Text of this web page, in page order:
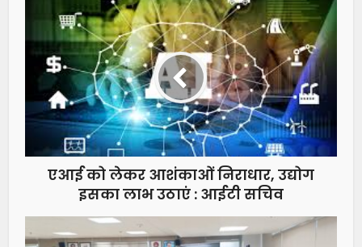
एआई को लेकर आशंकाओं निराधार, उद्योग
इसका लाभ उठाएं : आईटी सचिव